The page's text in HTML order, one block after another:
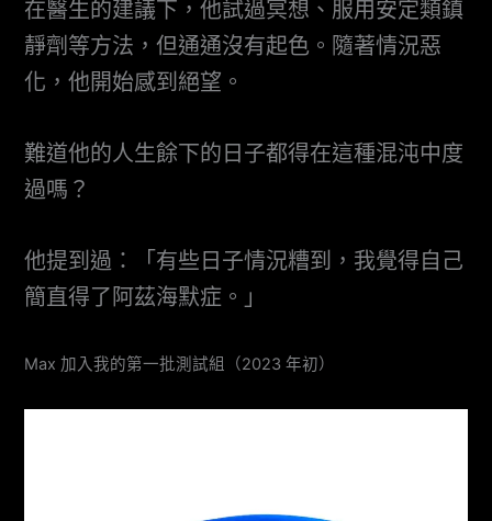
在醫生的建議下，他試過冥想、服用安定類鎮
靜劑等方法，但通通沒有起色。隨著情況惡
化，他開始感到絕望。
難道他的人生餘下的日子都得在這種混沌中度
過嗎？
他提到過：「有些日子情況糟到，我覺得自己
簡直得了阿茲海默症。」
Max 加入我的第一批測試組（2023 年初）